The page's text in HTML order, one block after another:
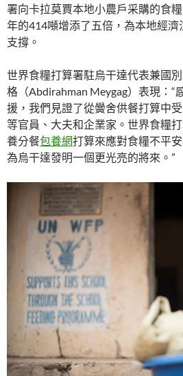
署向卡拉莫賈本地小農戶采購的食
年的414噸增添了五倍，為本地經
支撐。
世界食糧打算署駐烏干達代表兼國
格（Abdirahman Meygag）表現：“
援，我們見證了從黌舍供餐打算中
等官員、大夫和企業家。世界食糧
養分餐包養網打算來應對食糧不平
為烏干達發明一個更光亮的將來。”